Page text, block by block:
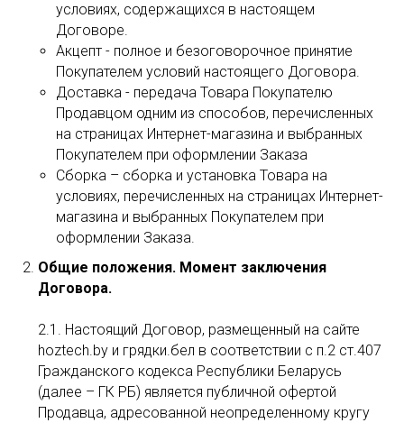
условиях, содержащихся в настоящем
Договоре.
Акцепт - полное и безоговорочное принятие
Покупателем условий настоящего Договора.
Доставка - передача Товара Покупателю
Продавцом одним из способов, перечисленных
на страницах Интернет-магазина и выбранных
Покупателем при оформлении Заказа
Сборка – сборка и установка Товара на
условиях, перечисленных на страницах Интернет-
магазина и выбранных Покупателем при
оформлении Заказа.
Общие положения. Момент заключения
Договора.
2.1. Настоящий Договор, размещенный на сайте
hoztech.by и грядки.бел в соответствии с п.2 ст.407
Гражданского кодекса Республики Беларусь
(далее – ГК РБ) является публичной офертой
Продавца, адресованной неопределенному кругу